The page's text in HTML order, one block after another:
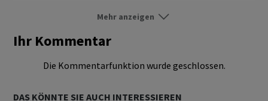
Mehr anzeigen
Ihr Kommentar
Die Kommentarfunktion wurde geschlossen.
DAS KÖNNTE SIE AUCH INTERESSIEREN